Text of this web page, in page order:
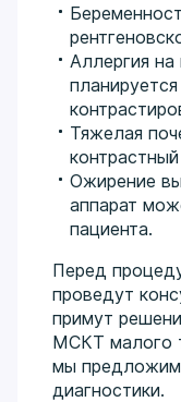
Аллергия
Тяжелая
Ожирение
аппарат
пациента.
Перед
проведут
примут
МСКТ малого
мы предложим
диагностики.